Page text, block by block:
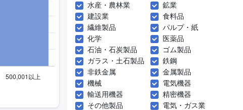
水産・農林業
鉱業
建設業
食料品
繊維製品
パルプ・紙
化学
医薬品
石油・石炭製品
ゴム製品
ガラス・土石製品
鉄鋼
非鉄金属
金属製品
機械
電気機器
輸送用機器
精密機器
その他製品
電気・ガス業